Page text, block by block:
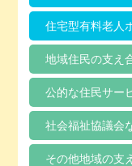
住宅型有料老人
地域住民の支え
公的な住民サー
社会福祉協議会
その他地域の支